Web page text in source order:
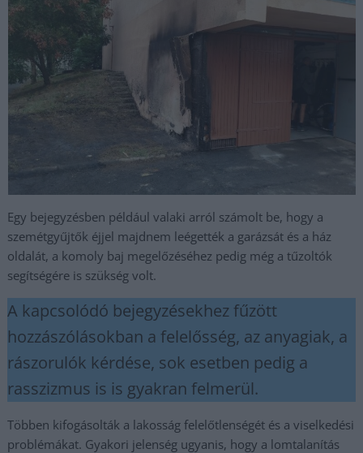
Egy bejegyzésben például valaki arról számolt be, hogy a
szemétgyűjtők éjjel majdnem leégették a garázsát és a ház
oldalát, a komoly baj megelőzéséhez pedig még a tűzoltók
segítségére is szükség volt.
A kapcsolódó bejegyzésekhez fűzött
hozzászólásokban a felelősség, az anyagiak, a
rászorulók kérdése, sok esetben pedig a
rasszizmus is is gyakran felmerül.
Többen kifogásolták a lakosság felelőtlenségét és a viselkedési
problémákat. Gyakori jelenség ugyanis, hogy a lomtalanítás